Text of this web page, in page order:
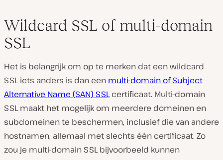
Wildcard SSL of multi-domain
SSL
Het is belangrijk om op te merken dat een wildcard
SSL iets anders is dan een multi-domain of Subject
Alternative Name (SAN) SSLcertificaat. Multi-domain
SSL maakt het mogelijk om meerdere domeinen en
subdomeinen te beschermen, inclusief die van andere
hostnamen, allemaal met slechts één certificaat. Zo
zou je multi-domain SSL bijvoorbeeld kunnen